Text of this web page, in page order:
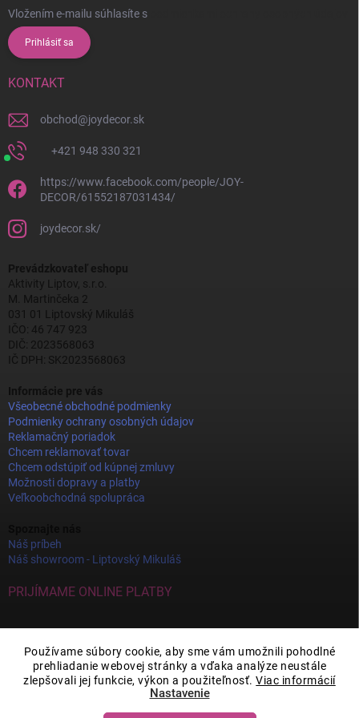
Používame súbory cookie, aby sme vám umožnili pohodlné
prehliadanie webovej stránky a vďaka analýze neustále
zlepšovali jej funkcie, výkon a použiteľnosť.Viac informácií
Nastavenie
Vložením e-mailu súhlasíte s
Prihlásiť sa
KONTAKT
obchod@joydecor.sk
+421 948 330 321
https://www.facebook.com/people/JOY-
DECOR/61552187031434/
joydecor.sk/
Prevádzkovateľ eshopu
Aktivity Liptov, s.r.o.
M. Martinčeka 2
031 01 Liptovský Mikuláš
IČO: 46 747 923
DIČ: 2023568063
IČ DPH: SK2023568063
Informácie pre vás
Všeobecné obchodné podmienky
Podmienky ochrany osobných údajov
Reklamačný poriadok
Chcem reklamovať tovar
Chcem odstúpiť od kúpnej zmluvy
Možnosti dopravy a platby
Veľkoobchodná spolupráca
Náš príbeh
Náš showroom - Liptovský Mikuláš
PRIJÍMAME ONLINE PLATBY